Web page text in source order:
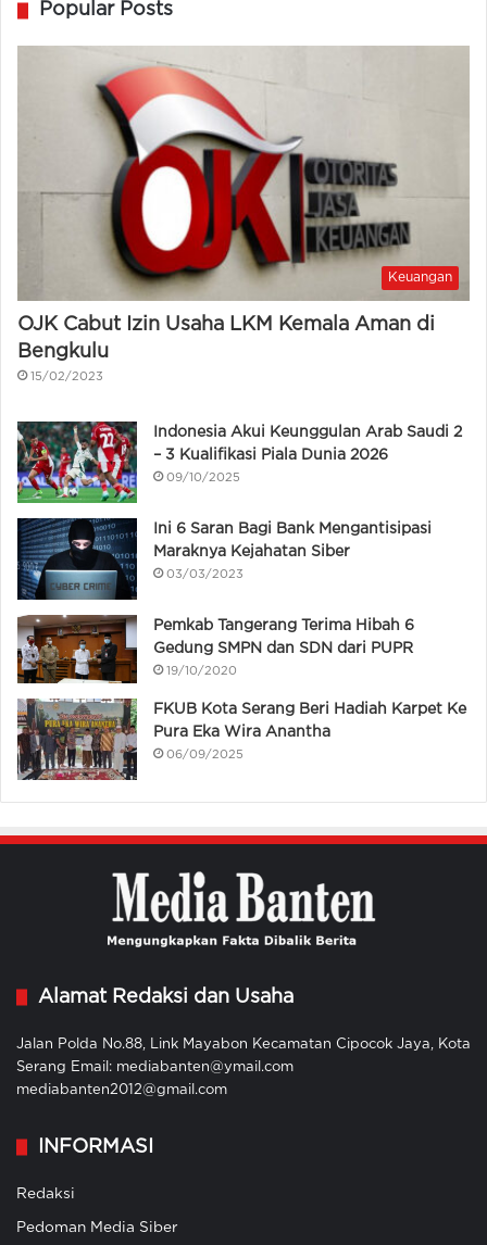
Popular Posts
Keuangan
OJK Cabut Izin Usaha LKM Kemala Aman di
Bengkulu
15/02/2023
Indonesia Akui Keunggulan Arab Saudi 2
– 3 Kualifikasi Piala Dunia 2026
09/10/2025
Ini 6 Saran Bagi Bank Mengantisipasi
Maraknya Kejahatan Siber
03/03/2023
Pemkab Tangerang Terima Hibah 6
Gedung SMPN dan SDN dari PUPR
19/10/2020
FKUB Kota Serang Beri Hadiah Karpet Ke
Pura Eka Wira Anantha
06/09/2025
Alamat Redaksi dan Usaha
Jalan Polda No.88, Link Mayabon Kecamatan Cipocok Jaya, Kota
Serang Email: mediabanten@ymail.com
mediabanten2012@gmail.com
INFORMASI
Redaksi
Pedoman Media Siber